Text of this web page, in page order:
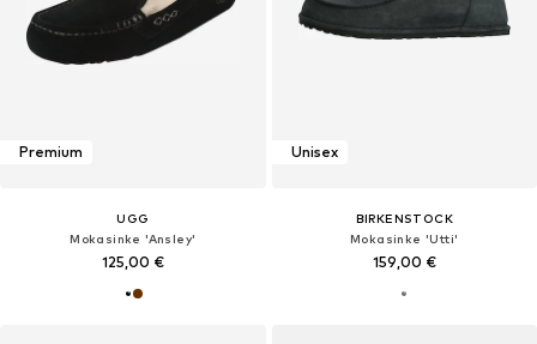
Premium
UGG
Mokasinke 'Ansley'
125,00 €
Unisex
BIRKENSTOCK
Mokasinke 'Utti'
159,00 €